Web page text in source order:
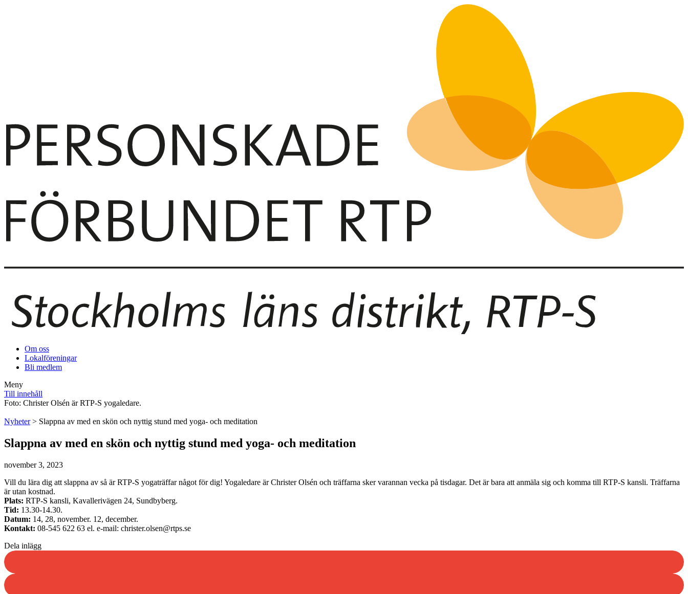
Om oss
Lokalföreningar
Bli medlem
Meny
Till innehåll
Foto: Christer Olsén är RTP-S yogaledare.
Nyheter> Slappna av med en skön och nyttig stund med yoga- och meditation
Slappna av med en skön och nyttig stund med yoga- och meditation
november 3, 2023
Vill du lära dig att slappna av så är RTP-S yogaträffar något för dig! Yogaledare är Christer Olsén och träffarna sker varannan vecka på tisdagar. Det är bara att anmäla sig och komma till RTP-S kansli. Träffarna
är utan kostnad.
Plats: RTP-S kansli, Kavallerivägen 24, Sundbyberg.
Tid: 13.30-14.30.
Datum: 14, 28, november. 12, december.
Kontakt: 08-545 622 63 el. e-mail: christer.olsen@rtps.se
Dela inlägg